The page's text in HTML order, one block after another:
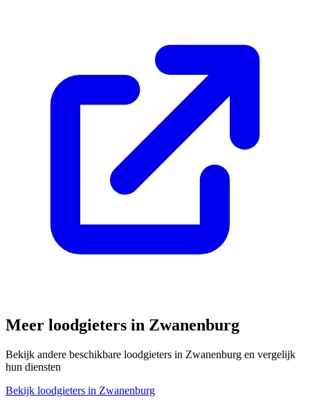
Meer loodgieters in Zwanenburg
Bekijk andere beschikbare loodgieters in Zwanenburg en vergelijk
hun diensten
Bekijk loodgieters in Zwanenburg